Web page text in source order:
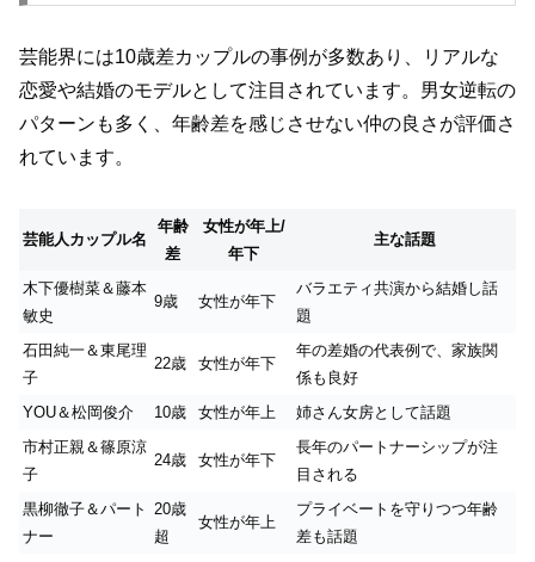
芸能界には10歳差カップルの事例が多数あり、リアルな
恋愛や結婚のモデルとして注目されています。男女逆転の
パターンも多く、年齢差を感じさせない仲の良さが評価さ
れています。
芸能人カップル名
年齢
差
女性が年上/
年下
主な話題
木下優樹菜＆藤本
敏史
9歳 女性が年下
バラエティ共演から結婚し話
題
石田純一＆東尾理
子
22歳 女性が年下
年の差婚の代表例で、家族関
係も良好
YOU＆松岡俊介
10歳 女性が年上
姉さん女房として話題
市村正親＆篠原涼
子
24歳 女性が年下
長年のパートナーシップが注
目される
黒柳徹子＆パート
ナー
20歳
超
女性が年上
プライベートを守りつつ年齢
差も話題